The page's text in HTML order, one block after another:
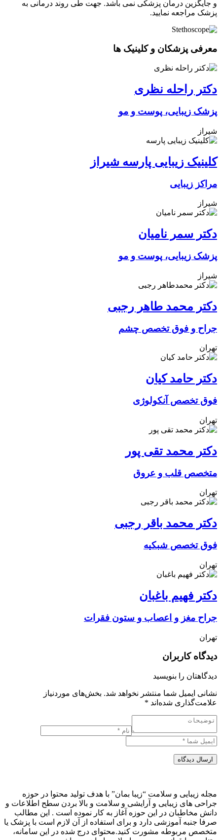
و جایگزین درمان پزشکی نمی باشد. جهت طی روند درمانی به
پزشک مراجعه نمایید.
معرفی پزشکان و کلینیک ها
دکتر راحله نظری
پزشک زیبایی، پوست و مو
شیراز
کلینیک زیبایی پارسه شیراز
مراکز زیبایی
شیراز
دکتر سمر نامیان
پزشک زیبایی، پوست و مو
شیراز
دکتر محمد طاهر رجبی
جراح و فوق تخصص چشم
تهران
دکتر حامد کیان
فوق تخصص آنکولوژی
تهران
دکتر محمد تقی پور
متخصص قلب و عروق
تهران
دکتر محمد باقر رجبی
فوق تخصص شبکیه
تهران
دکتر فهیم باغبان
جراح مغز و اعصاب و ستون فقرات
تهران
دیدگاه کاربران
دیدگاهتان را بنویسید
نشانی ایمیل شما منتشر نخواهد شد. بخش‌های موردنیاز
علامت‌گذاری شده‌اند *
ارسال دیدگاه
مجله زیبایی و سلامت “زیبا بمان” با هدف تولید محتوا در حوزه
جراحی های زیبایی و آرایشی و سلامت و بالا بردن سطح اطلاعات و
دانش مخاطبان در این حوزه آغاز به کار نموده است . این مطالب
صرفا جنبه آموزشی دارد و برای استفاده از آن لازم است با پزشک یا
متخصص مربوطه مشورت کنید.محتوای درج شده در این سامانه،